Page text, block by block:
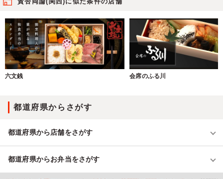
六文銭 会席のふる川
都道府県からさがす
都道府県から店舗をさがす
都道府県からお弁当をさがす